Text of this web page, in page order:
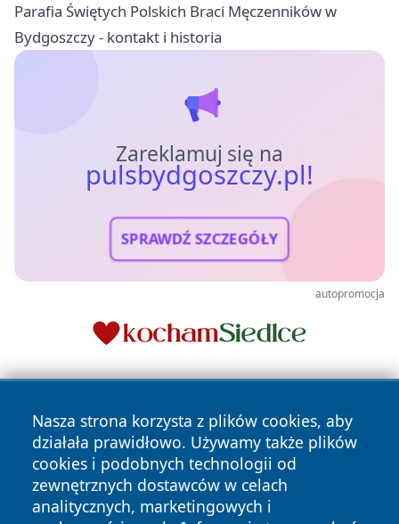
Parafia Świętych Polskich Braci Męczenników w
Bydgoszczy - kontakt i historia
Zareklamuj się na
pulsbydgoszczy.pl!
SPRAWDŹ SZCZEGÓŁY
autopromocja
Nasza strona korzysta z plików cookies, aby
działała prawidłowo. Używamy także plików
cookies i podobnych technologii od
zewnętrznych dostawców w celach
analitycznych, marketingowych i
Copyright © 2026 pulsbydgoszczy.pl Wszystkie prawa
zastrzeżone.